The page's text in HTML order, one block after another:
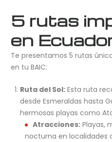
5 rutas
en
Te presentamos 5 rutas
en tu BAIC:
Ruta del Sol:Esta ruta
desde Esmeraldas hasta
hermosas playas como
Atracciones:Playas,
nocturna en localidades